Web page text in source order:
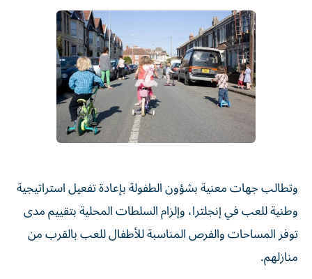
وتطالب جهات معنية بشؤون الطفولة بإعادة تفعيل استراتيجية
وطنية للعب في إنجلترا، وإلزام السلطات المحلية بتقييم مدى
توفر المساحات والفرص المناسبة للأطفال للعب بالقرب من
منازلهم.